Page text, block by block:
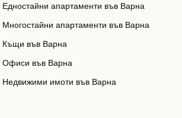
Едностайни апартаменти във Варна
Многостайни апартаменти във Варна
Къщи във Варна
Офиси във Варна
Недвижими имоти във Варна